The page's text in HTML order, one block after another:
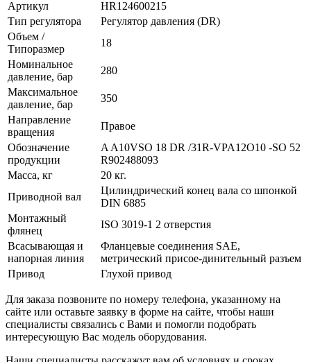
Артикул
HR124600215
Тип регулятора
Регулятор давления (DR)
Объем /
Типоразмер
18
Номинальное
давление, бар
280
Максимальное
давление, бар
350
Направление
вращения
Правое
Обозначение
продукции
A A10VSO 18 DR /31R-VPA12O10 -SO 52
R902488093
Масса, кг
20 кг.
Приводной вал
Цилиндрический конец вала со шпонкой
DIN 6885
Монтажный
флянец
ISO 3019-1 2 отверстия
Всасывающая и
напорная линия
Фланцевые соединения SAE,
метрический присое-динительный разъем
Привод
Глухой привод
Для заказа позвоните по номеру телефона, указанному на
сайте или оставьте заявку в форме на сайте, чтобы наши
специалисты связались с Вами и помогли подобрать
интересующую Вас модель оборудования.